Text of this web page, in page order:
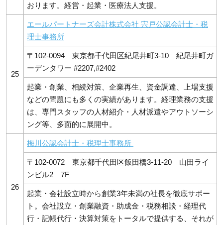
おります。経営・起業・医療法人支援。
25
エールパートナーズ会計株式会社 宍戸公認会計士・税
理士事務所
〒102-0094 東京都千代田区紀尾井町3-10 紀尾井町ガ
ーデンタワー #2207,#2402
起業・創業、相続対策、企業再生、資金調達、上場支援
などの問題にも多くの実績があります。経理業務の支援
は、専門スタッフの人材紹介・人材派遣やアウトソーシ
ング等、多面的に展開中。
26
梅川公認会計士・税理士事務所
〒102-0072 東京都千代田区飯田橋3-11-20 山田ライ
ンビル2 7F
起業・会社設立時から創業3年未満の社長を徹底サポー
ト。会社設立・創業融資・助成金・税務相談・経理代
行・記帳代行・決算対策をトータルで提供する、それが